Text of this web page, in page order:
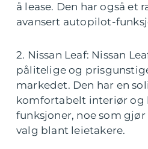
å lease. Den har også et
avansert autopilot-
2. Nissan Leaf: Nissan
pålitelige og
markedet. Den har en
komfortabelt interiør og
funksjoner, noe som
valg blant leietakere.